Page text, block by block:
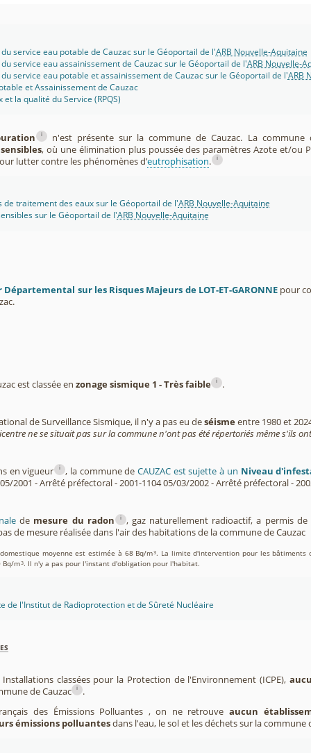
service eau potable de Cauzac sur le Géoportail de l'ARB Nouvelle-Aquitaine
service eau assainissement de Cauzac sur le Géoportail de l'ARB Nouvelle-
service eau potable et assainissement de Cauzac sur le Géoportail de l'ARB
et Assainissement de Cauzac
la qualité du Service (RPQS)
i
n'est présente sur la commune de Cauzac. La commune
, où une élimination plus poussée des paramètres Azote et/ou
lutter contre les phénomènes d’eutrophisation. i
de traitement des eaux sur le Géoportail de l'ARB Nouvelle-Aquitaine
sur le Géoportail de l'ARB Nouvelle-Aquitaine
Départemental sur les Risques Majeurs de LOT-ET-GARONNEpour
est classée en zonage sismique 1 - Très faible i .
de Surveillance Sismique, il n'y a pas eu deséismeentre 1980 et
ne se situait pas sur la commune n'ont pas été répertoriés même s'ils
en vigueur i , la commune deCAUZAC est sujette à un Niveau
2001 - Arrêté préfectoral - 2001-1104 05/03/2002 - Arrêté préfectoral -
de mesure du radon i
, gaz naturellement radioactif, a permis
de mesure réalisée dans l'air des habitations de la commune de Cauzac
moyenne est estimée à 68 Bq/m3. La limite d'intervention pour les bâtiments
Bq/m3. Il n'y a pas pour l'instant d'obligation pour l'habitat.
de l'Institut de Radioprotection et de Sûreté Nucléaire
classées pour la Protection de l'Environnement (ICPE),
de Cauzac
i
.
des Émissions Polluantes , on ne retrouveaucun
émissions polluantesdans l'eau, le sol et les déchets sur la commune